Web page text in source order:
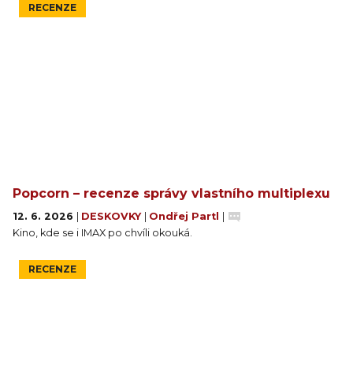
RECENZE
Popcorn – recenze správy vlastního multiplexu
12. 6. 2026 | DESKOVKY | Ondřej Partl |
Kino, kde se i IMAX po chvíli okouká.
RECENZE